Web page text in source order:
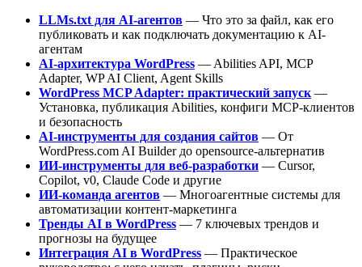
LLMs.txt для AI-агентов — Что это за файл, как его
публиковать и как подключать документацию к AI-
агентам
AI-архитектура WordPress — Abilities API, MCP
Adapter, WP AI Client, Agent Skills
WordPress MCP Adapter: практический запуск —
Установка, публикация Abilities, конфиги MCP-клиентов
и безопасность
AI-инструменты для создания сайтов — От
WordPress.com AI Builder до opensource-альтернатив
ИИ-инструменты для веб-разработки — Cursor,
Copilot, v0, Claude Code и другие
ИИ-команда агентов — Многоагентные системы для
автоматизации контент-маркетинга
Тренды AI в WordPress — 7 ключевых трендов и
прогнозы на будущее
Интеграция AI в WordPress — Практическое